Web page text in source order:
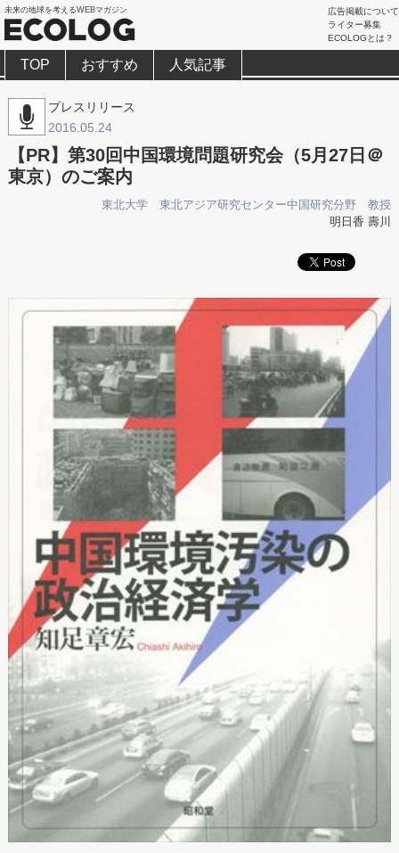
未来の地球を考えるWEBマガジン
広告掲載について
ライター募集
ECOLOGとは？
TOP おすすめ 人気記事
プレスリリース
2016.05.24
【PR】第30回中国環境問題研究会（5月27日＠
東京）のご案内
東北大学 東北アジア研究センター中国研究分野 教授
明日香 壽川